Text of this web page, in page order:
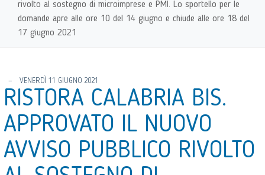
rivolto al sostegno di microimprese e PMI. Lo sportello per le
domande apre alle ore 10 del 14 giugno e chiude alle ore 18 del
17 giugno 2021
VENERDÌ 11 GIUGNO 2021
RISTORA CALABRIA BIS.
APPROVATO IL NUOVO
AVVISO PUBBLICO RIVOLTO